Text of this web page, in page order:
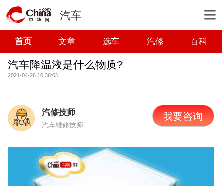
汽车
首页 文章 选车 汽修 百科
汽车降温液是什么物质?
2021-04-26 10:36:03
汽修技师
汽车维修技师
我要咨询